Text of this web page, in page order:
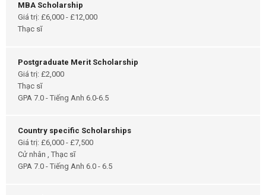
MBA Scholarship
Giá trị: £6,000 - £12,000
Thạc sĩ
Postgraduate Merit Scholarship
Giá trị: £2,000
Thạc sĩ
GPA 7.0 - Tiếng Anh 6.0-6.5
Country specific Scholarships
Giá trị: £6,000 - £7,500
Cử nhân , Thạc sĩ
GPA 7.0 - Tiếng Anh 6.0 - 6.5